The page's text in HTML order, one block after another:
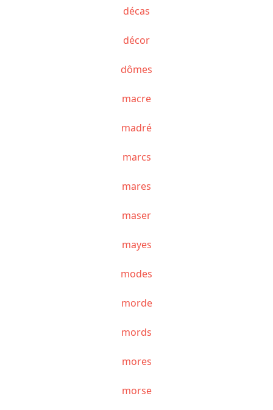
décas
décor
dômes
macre
madré
marcs
mares
maser
mayes
modes
morde
mords
mores
morse